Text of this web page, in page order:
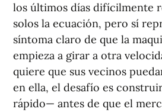
los últimos días difícilmente
solos la ecuación, pero sí
síntoma claro de que la
empieza a girar a otra
quiere que sus vecinos
en ella, el desafío es
rápido— antes de que el